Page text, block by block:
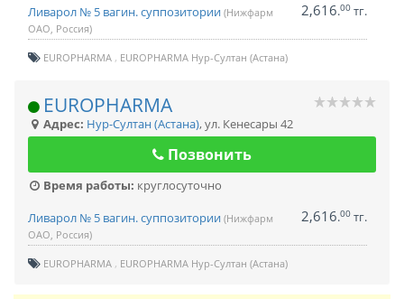
Ливарол № 5 вагин. суппозитории (Нижфарм
ОАО, Россия)
2,616.00 тг.
EUROPHARMA EUROPHARMA Нур-Султан (Астана)
EUROPHARMA
Адрес: Нур-Султан (Астана),ул. Кенесары 42
Позвонить
Время работы: круглосуточно
Ливарол № 5 вагин. суппозитории (Нижфарм
ОАО, Россия)
2,616.00 тг.
EUROPHARMA EUROPHARMA Нур-Султан (Астана)